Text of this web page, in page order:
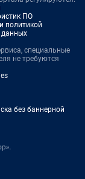
ПО
политикой
данных
специальные
не требуются
без баннерной